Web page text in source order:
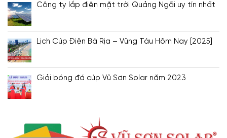
Công ty lắp điện mặt trời Quảng Ngãi uy tín nhất
Lịch Cúp Điện Bà Rịa – Vũng Tàu Hôm Nay [2025]
Giải bóng đá cúp Vũ Sơn Solar năm 2023